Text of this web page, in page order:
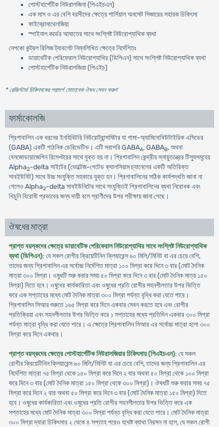
পোস্টহার্পেটিক নিউরালজিনা (পিএইচএন)
এক মাস ও এর বেশি বয়সীদের ক্ষেত্রে পার্সিয়াল অনসেট সিজারের সহায়ক চিকিৎসা
ফাইব্রোমাথেলজিয়া
স্পাইনাল কর্ডের আঘাতের সাথে সংশ্লিষ্ট নিউরোপ্যাথিক ব্যথা
নেপকো কন্ট্রল রিলিজ ট্যাবলেট নিম্নলিখিত ক্ষেত্রে নির্দেশিতঃ
ডায়াবেটিক পেরিফেরাল নিউরোপ্যাথির (ডিপিএন) সাথে সংশ্লিষ্ট নিউরোপ্যাথিক ব্যথা
পোস্টহার্পেটিক নিউরালজিয়া (পিএইচ)
* রেজিস্টার্ড চিকিৎসকের পরামর্শ মোতাবেক ঔষধ সেবন করুন'
ফার্মাকোলজি
প্রিগাবালিন এক ধরনের ইনহিবিটরি নিউরোট্রান্সমিটার যা গামা-অ্যামিনোবিউটাইরিক এসিডের
(GABA) একটি গাঠনিক ডেরিভেটিভ। এটি সরাসরি GABAA, GABAB, অথবা
বেনজোডায়াজেপিন রিসেপ্টরের সাথে যুক্ত হয় না। প্রিগাবালিন কেন্দ্রীয় স্নায়ুতন্ত্রের টিস্যুসমূহের
Alpha2-delta সাইটের (ভোল্টেজ-গেটেড ক্যালসিয়াম চ্যানেলের একটি অতিরিক্ত
সাবইউনিট) সাথে উচ্চ সংযুক্তি সহকারে যুক্ত হন। প্রিগাবালিনের সঠিক কার্যপদ্ধতি জানা না
গেলেও Alpha2-delta সাবইউনিটের সাথে সংযুক্তিই প্রিগাবালিনের ব্যথা নিরোধক এবং
খিচুনি বিরোধী প্রভাবের জন্য দায়ী বলে প্রাণীদের উপর পরীক্ষায় জানা গেছে।
ঔষধের মাত্রা
প্রাপ্ত বয়স্কদের ক্ষেত্রে ডায়াবেটিক পেরিফেরাল নিউরোপ্যাথির সাথে সংশ্লিষ্ট নিউরোপ্যাথিক
ব্যথা (ডিপিএন): যে সকল রোগীর ক্রিয়েটিনিন ক্লিয়ারেন্স ৬০ মিলি/মিনিট বা এর চেয়ে বেশি,
তাদের জন্য প্রিগাবালিন এর সর্বোচ্চ নির্দেশিত মাত্রা ১০০ মিগ্রা করে দিনে ৩ বার (মোট দৈনিক
মাত্রা ৩০০ মিগ্রা। ওষুধটি শুরু করার সময় ৫০ মিগ্রা করে দিনে ৩ বার (মোট দৈনিক মাত্র ১৫০
মিগ্রা) দিতে হবে। ওষুধের কার্যকারিতা এবং ওষুধের প্রতি রোগীর সহনশীলতার উপর ভিত্তি
করে এক সপ্তাহের মধ্যে মোট দৈনিক মাত্রা ৩০০ মিগ্রা পর্যন্ত বৃদ্ধি করা যেতে পারে।
প্রিগাবালিন সিআর শুরুতে ১৬৫ মিগ্রা করে দিনে একবার সেবন করতে হবে এবং রোগীর
প্রতিক্রিয়া এবং সহনশীলতার উপর ভিত্তি করে ১ সপ্তাহের মধ্যে প্রতিদিন একবার ৩০০ মিগ্রা
পর্যন্ত মাত্রা বৃদ্ধি করা যেতে পারে। এ ক্ষেত্রে প্রিগাবালিন সিআর এর সর্বোচ্চ মাত্রা হলো ৩০০
মিগ্রা করে দিনে একবার।
প্রাপ্ত বয়স্কদের ক্ষেত্রে পোস্টহার্পেটিক নিউরালজিয়ার চিকিৎসায় (পিএইচএন): যে সকল
রোগীর ক্রিয়েটিনিন ক্লিয়ারেন্স ৬০ মিলি/মিনিট বা এর চেয়ে বেশি, তাদের জন্য প্রিগাবালিন এর
নির্দেশিত মাত্রা ৭৫ মিগ্রা থেকে ১৫০ মিগ্রা করে দিনে ২ বার অথবা ৫০ মিগ্রা থেকে ১০০ মিগ্রা
করে দিনে ৩ বার (মোট দৈনিক মাত্রা ১৫০ মিগ্রা থেকে ৩০০ মিগ্রা)। ঔষধটি শুরু করার সময় ৭৫
মিগ্রা করে দিনে ২ বার অথবা ৫০ মিগ্রা করে দিনে ৩ বার (মোট দৈনিক মাত্রা ১৫০ মিগ্রা) দিতে
হবে। ওষুধের কার্যকারিতা এবং ওষুধের প্রতি রোগীর সহনশীলতার উপর ভিত্তি করে এক
সপ্তাহের মধ্যে মোট দৈনিক মাত্রা ৩০০ মিগ্রা পর্যন্ত বৃদ্ধি করা যেতে পারে। মোট দৈনিক মাত্রা
৩০০ মিগ্রা দ্বারা চিকিৎসার ২ থেকে ৪ সপ্তাহ পরেও যথেষ্ট ব্যাথা নিরসন না হলে, যে সকল রোগী